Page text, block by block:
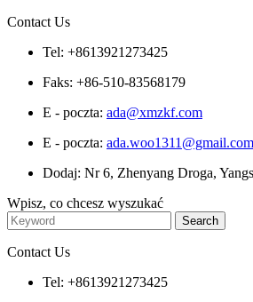
Contact Us
Tel: +8613921273425
Faks: +86-510-83568179
E - poczta: ada@xmzkf.com
E - poczta: ada.woo1311@gmail.com
Dodaj: Nr 6, Zhenyang Droga,
Wpisz, co chcesz wyszukać
Contact Us
Tel: +8613921273425